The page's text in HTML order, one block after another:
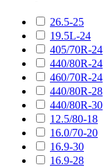
26.5-25
19.5L-24
405/70R-24
440/80R-24
460/70R-24
440/80R-28
440/80R-30
12.5/80-18
16.0/70-20
16.9-30
16.9-28